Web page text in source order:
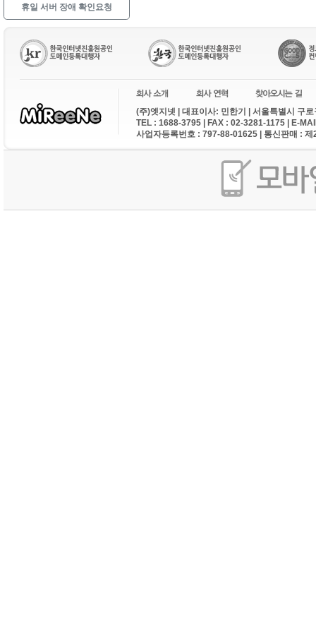
휴일 서버 장애 확인요청
제 5조 서비스 종류 및 변경
㈜엣지넷은 다음 각 호의 경우에 서비
3. ICANN의 정책에 변경이 있거나 등
제6조 KR도메인 등록기준
1. 일반도메인은 .com, .net, .org 등이
2. 일반도메인 이름에는 영문자 (A-Z,
3. KR도메인 중 3단계 도메인이름 등
가. 도메인이름은 영문자[A-Z][a-z], 숫
나. 도메인이름 길이는 2자 이상 63자
다. 도메인이름은 하이픈으로 시작하거
(주)엣지넷 | 대표이사: 민한기 | 서울특별시 구
TEL : 1688-3795 | FAX : 02-3281-1175 | E-
사업자등록번호 : 797-88-01625 | 통신판매 :